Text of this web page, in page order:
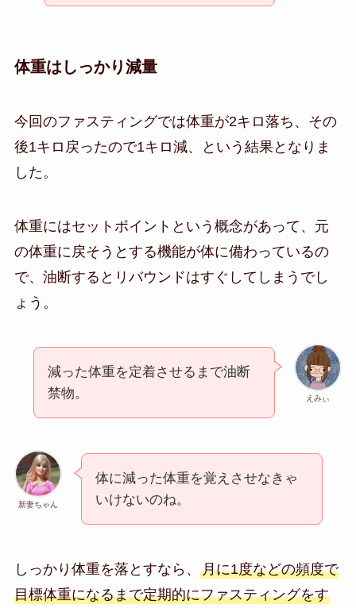
体重はしっかり減量
今回のファスティングでは体重が2キロ落ち、その
後1キロ戻ったので1キロ減、という結果となりま
した。
体重にはセットポイントという概念があって、元
の体重に戻そうとする機能が体に備わっているの
で、油断するとリバウンドはすぐしてしまうでし
ょう。
えみぃ
減った体重を定着させるまで油断
禁物。
新妻ちゃん
体に減った体重を覚えさせなきゃ
いけないのね。
しっかり体重を落とすなら、 月に1度などの頻度で
目標体重になるまで定期的にファスティングをす